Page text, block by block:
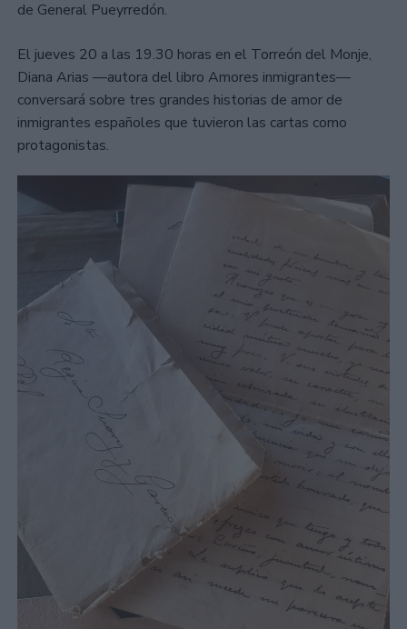
de General Pueyrredón.
El jueves 20 a las 19.30 horas en el Torreón del Monje,
Diana Arias —autora del libro Amores inmigrantes—
conversará sobre tres grandes historias de amor de
inmigrantes españoles que tuvieron las cartas como
protagonistas.